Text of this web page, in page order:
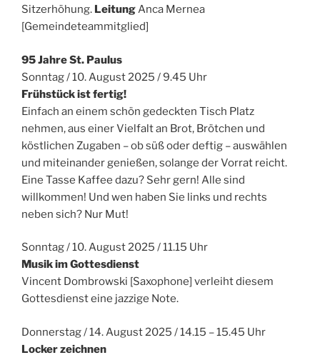
Sitzerhöhung. LeitungAnca Mernea
[Gemeindeteammitglied]
95 Jahre St. Paulus
Sonntag / 10. August 2025 / 9.45 Uhr
Frühstück ist fertig!
Einfach an einem schön gedeckten Tisch Platz
nehmen, aus einer Vielfalt an Brot, Brötchen und
köstlichen Zugaben – ob süß oder deftig – auswählen
und miteinander genießen, solange der Vorrat reicht.
Eine Tasse Kaffee dazu? Sehr gern! Alle sind
willkommen! Und wen haben Sie links und rechts
neben sich? Nur Mut!
Sonntag / 10. August 2025 / 11.15 Uhr
Musik im Gottesdienst
Vincent Dombrowski [Saxophone] verleiht diesem
Gottesdienst eine jazzige Note.
Donnerstag / 14. August 2025 / 14.15 – 15.45 Uhr
Locker zeichnen